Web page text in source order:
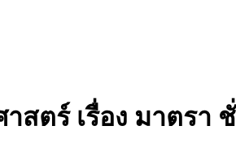
ตร์ เรื่อง มาตรา